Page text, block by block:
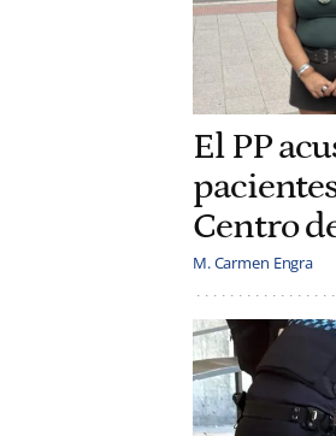
El PP
Centro
M. Carmen Engra